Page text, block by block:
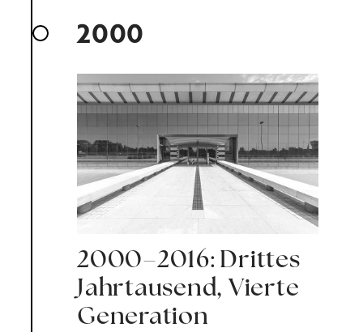
2000–2016: Drittes
Jahrtausend, Vierte
Generation
2000